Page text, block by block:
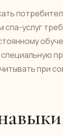
услуг
при